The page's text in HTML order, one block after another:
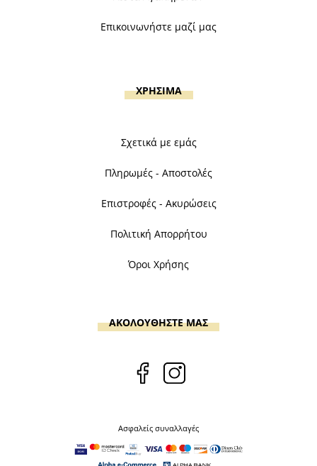
Επικοινωνήστε μαζί μας
ΧΡΗΣΙΜΑ
Σχετικά με εμάς
Πληρωμές - Αποστολές
Επιστροφές - Ακυρώσεις
Πολιτική Απορρήτου
Όροι Χρήσης
ΑΚΟΛΟΥΘΗΣΤΕ ΜΑΣ
Ασφαλείς συναλλαγές